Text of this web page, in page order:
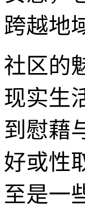
跨越地
社区的
现实生
到慰藉
好或性
至是一